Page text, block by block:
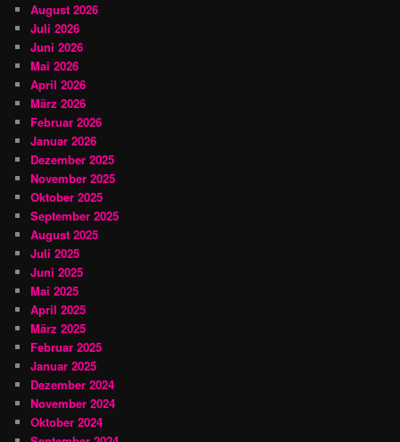
August 2026
Juli 2026
Juni 2026
Mai 2026
April 2026
März 2026
Februar 2026
Januar 2026
Dezember 2025
November 2025
Oktober 2025
September 2025
August 2025
Juli 2025
Juni 2025
Mai 2025
April 2025
März 2025
Februar 2025
Januar 2025
Dezember 2024
November 2024
Oktober 2024